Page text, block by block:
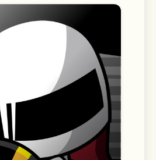
information
and profiles